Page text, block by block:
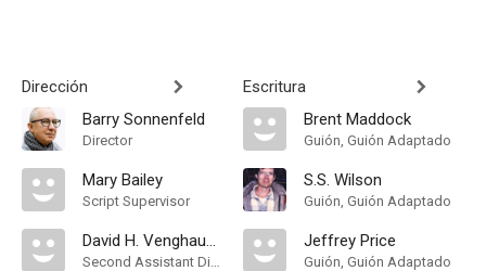
Dirección
Barry Sonnenfeld
Director
Mary Bailey
Script Supervisor
David H. Venghaus Jr.
Second Assistant Director
Escritura
Brent Maddock
Guión, Guión Adaptado
S.S. Wilson
Guión, Guión Adaptado
Jeffrey Price
Guión, Guión Adaptado